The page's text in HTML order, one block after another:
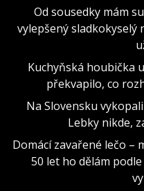
Od sousedky mám
vylepšený sladkokyselý
Kuchyňská houbička
překvapilo, co
Na Slovensku
Lebky nikde,
Domácí zavařené lečo –
50 let ho dělám